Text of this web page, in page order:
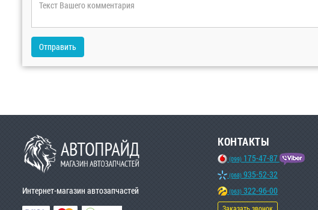
Отправить
Интернет-магазин автозапчастей
КОНТАКТЫ
(099) 175-47-87
(068) 935-52-32
(063) 322-96-00